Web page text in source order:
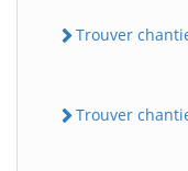
Trouver
Trouver